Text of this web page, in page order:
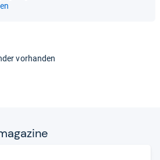
vorhanden